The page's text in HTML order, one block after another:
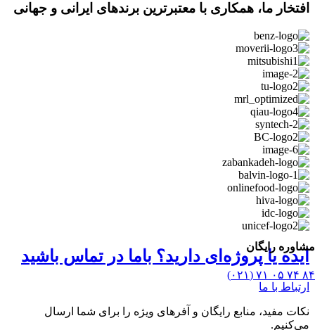
مشاوره رایگان
۸۴ ۷۴ ۰۵ ۷۱ (۰۲۱)
افتخار ما، همکاری با معتبرترین برندهای ایرانی و جهانی
ایده یا پروژه‌ای دارید؟ باما در تماس باشید
ارتباط با ما
نکات مفید، منابع رایگان و آفرهای ویژه را برای شما ارسال
می‌کنیم.